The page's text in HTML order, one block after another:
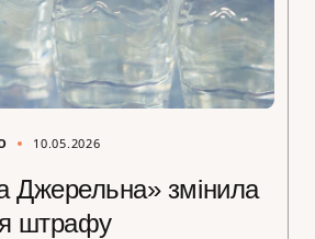
10.05.2026
Джерельна» змінила
штрафу